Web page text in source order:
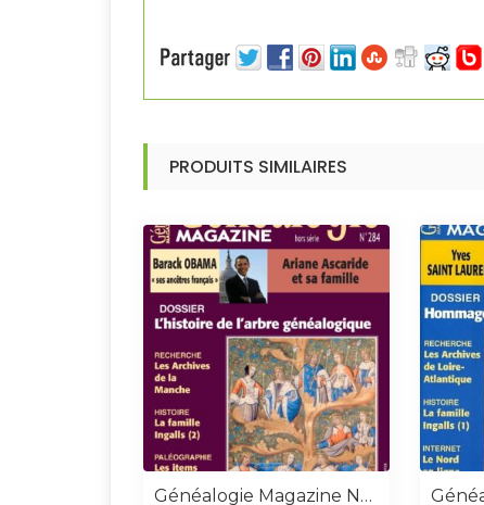
PRODUITS SIMILAIRES
Généalogie Magazine N° 284